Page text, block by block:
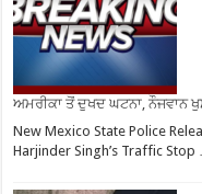
ਅਮਰੀਕਾ ਤੋਂ ਦੁਖਦ ਘਟਨਾ, ਨੌਜਵਾਨ
New Mexico State Police
Harjinder Singh’s Traffic Stop